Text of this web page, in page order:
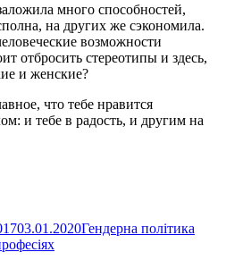
много способностей,
на других же сэкономила.
возможности
отбросить стереотипы и здесь,
и женские?
что тебе нравится
и тебе в радость, и другим на
03.01.2020Гендерна політика